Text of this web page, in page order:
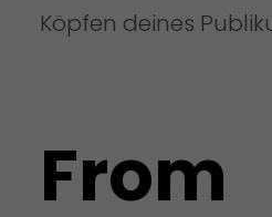
Köpfen deines
From